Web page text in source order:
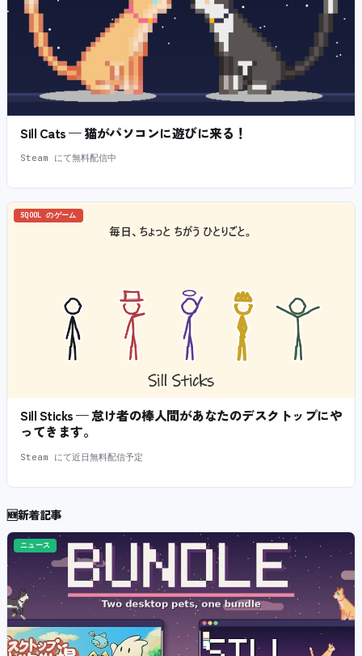
Sill Cats — 猫がパソコンに遊びに来る！
Steam にて無料配信中
SQOOL のゲーム
Sill Sticks — 怠け者の棒人間があなたのデスクトップにや
ってきます。
Steam にて近日無料配信予定
🆕新着記事
ニュース